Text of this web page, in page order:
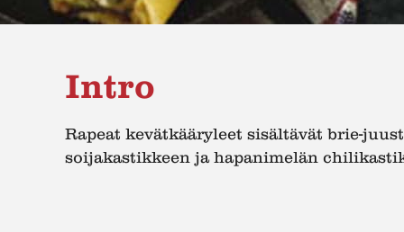
Intro
Rapeat kevätkääryleet sisältävät brie-
soijakastikkeen ja hapanimelän